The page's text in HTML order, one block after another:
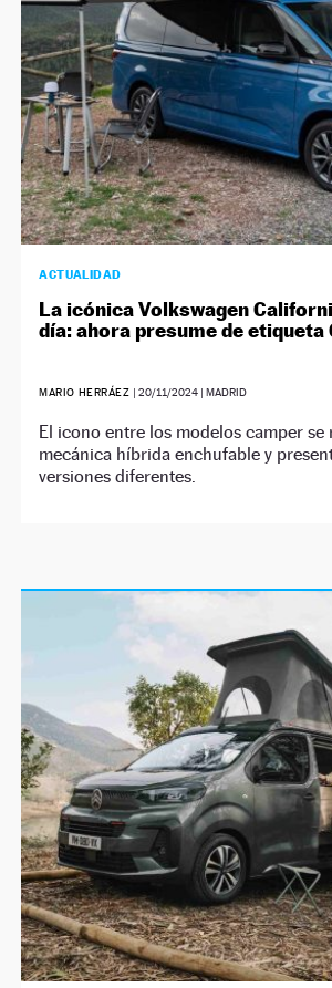
ACTUALIDAD
La icónica Volkswagen
día: ahora presume de etiqueta
MARIO HERRÁEZ | 20/11/2024| MADRID
El icono entre los modelos camper se
mecánica híbrida enchufable y
versiones diferentes.